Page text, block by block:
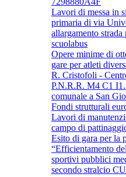
Lavori di messa in
primaria di via
allargamento strada
scuolabus
Opere minime di
gare per atleti
R. Cristofoli -
P.N.R.R. M4 C1
comunale a San
Fondi strutturali
Lavori di
campo di
Esito di gara per la
“Efficientamento
sportivi pubblici
secondo stralcio